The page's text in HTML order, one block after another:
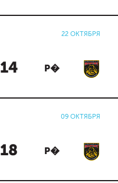
22 ОКТЯБРЯ
14 Р�
09 ОКТЯБРЯ
18 Р�